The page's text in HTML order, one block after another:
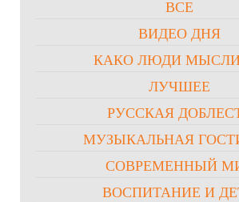
ВСЕ
ВИДЕО ДНЯ
КАКО ЛЮДИ
ЛУЧШЕЕ
РУССКАЯ
МУЗЫКАЛЬНАЯ
СОВРЕМЕННЫЙ
ВОСПИТАНИЕ И